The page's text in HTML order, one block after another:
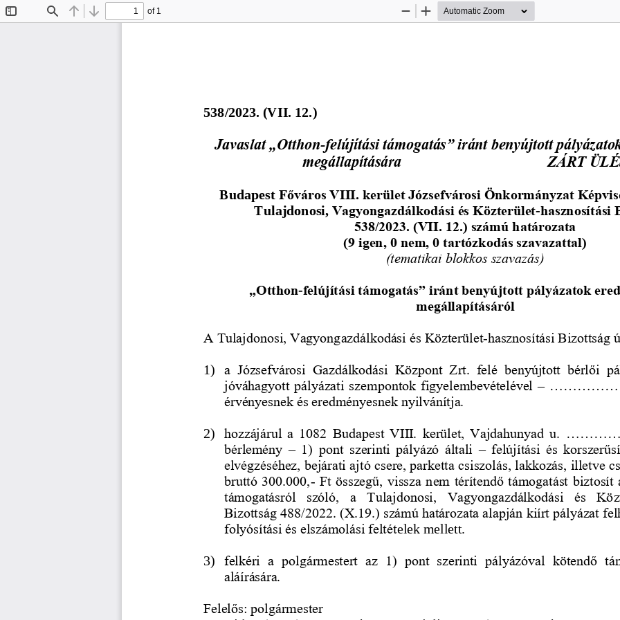
Find Previous
Next
of 1
Zoom
Zoom
538/2023. (VII. 12.)
Javaslat „Otthon-felújítási támogatás” iránt benyújtott
megállapítására
ZÁRT
Budapest Főváros VIII. kerület Józsefvárosi Önkormányzat
Tulajdonosi, Vagyongazdálkodási és Közterület-hasznosítási
538/2023. (VII. 12.) számú határozata
(9 igen, 0 nem, 0 tartózkodás szavazattal)
(tematikai blokkos szavazás)
„Otthon-felújítási támogatás” iránt benyújtott pályázatok
megállapításáról
A Tulajdonosi, Vagyongazdálkodási és Közterület-hasznosítási Bizottság
1) a  Józsefvárosi  Gazdálkodási  Központ  Zrt.  felé  benyújtott  bérlői
jóváhagyott pályázati szempontok figyelembevételével –
érvényesnek és eredményesnek nyilvánítja.
2) hozzájárul  a  1082  Budapest  VIII.  kerület,  Vajdahunyad  u.
bérlemény – 1)  pont  szerinti  pályázó  általi – felújítási  és
elvégzéséhez, bejárati ajtó csere, parketta csiszolás, lakkozás, illetve
bruttó 300.000, - Ft összegű, vissza nem térítendő támogatást biztosít
támogatásról  szóló,  a  Tulajdonosi,  Vagyongazdálkodási  és
Bizottság 488/2022. (X.19.) számú határozata alapján kiírt pályázat
folyósítási és elszámolási feltételek mellett.
3)
felkéri  a  polgármestert  az  1)  pont  szerinti  pályázóval  kötendő
aláírására.
Felelős: polgármester